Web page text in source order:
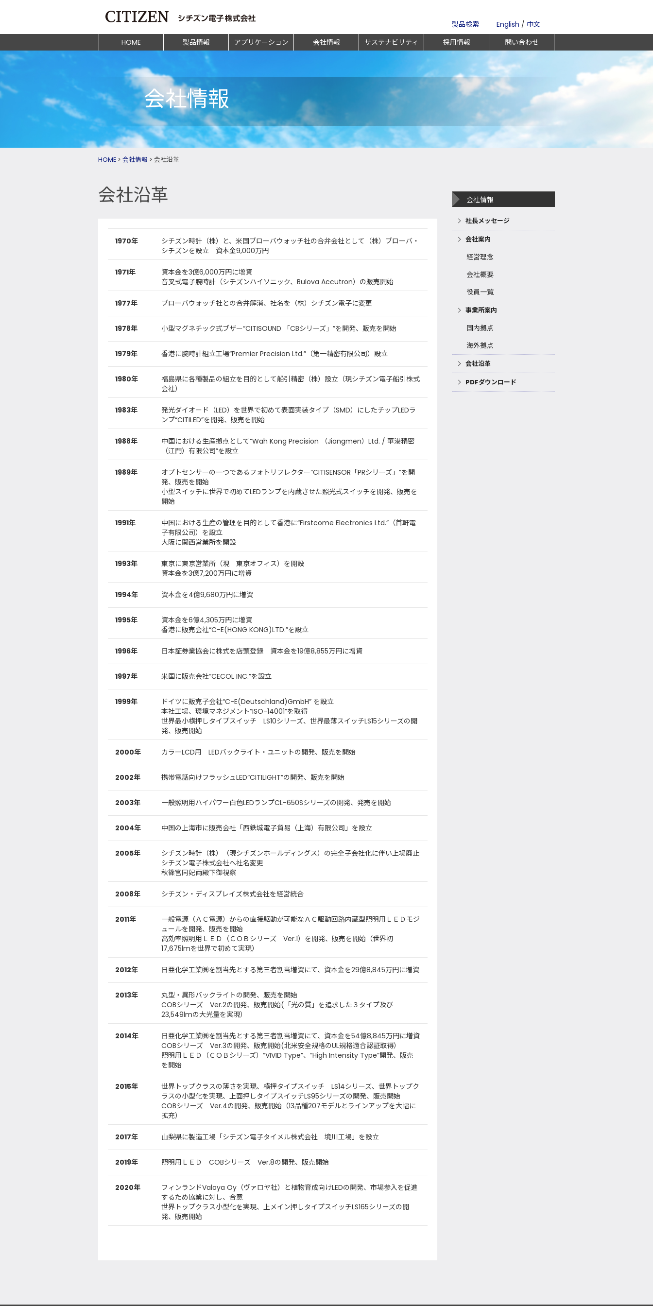
製品検索 English / 中文
HOME
製品情報 アプリケーション 会社情報 サステナビリティ 採用情報 問い合わせ
会社情報
HOME > 会社情報 > 会社沿革
会社沿革
1970年
シチズン時計（株）と、米国ブローバウォッチ社の合弁会社として（株）ブローバ・
シチズンを設立 資本金9,000万円
1971年
資本金を3億6,000万円に増資
音叉式電子腕時計（シチズンハイソニック、Bulova Accutron）の販売開始
1977年 ブローバウォッチ社との合弁解消、社名を（株）シチズン電子に変更
1978年 小型マグネチック式ブザー“CITISOUND 「CBシリーズ」”を開発、販売を開始
1979年 香港に腕時計組立工場“Premier Precision Ltd.”（第一精密有限公司）設立
1980年
福島県に各種製品の組立を目的として船引精密（株）設立（現シチズン電子船引株式
会社）
1983年
発光ダイオード（LED）を世界で初めて表面実装タイプ（SMD）にしたチップLEDラ
ンプ“CITILED”を開発、販売を開始
1988年
中国における生産拠点として“Wah Kong Precision （Jiangmen）Ltd. / 華港精密
（江門）有限公司”を設立
1989年
オプトセンサーの一つであるフォトリフレクター“CITISENSOR「PRシリーズ」”を開
発、販売を開始
小型スイッチに世界で初めてLEDランプを内蔵させた照光式スイッチを開発、販売を
開始
1991年
中国における生産の管理を目的として香港に“Firstcome Electronics Ltd.”（首軒電
子有限公司）を設立
大阪に関西営業所を開設
1993年
東京に東京営業所（現 東京オフィス）を開設
資本金を3億7,200万円に増資
1994年 資本金を4億9,680万円に増資
1995年
資本金を6億4,305万円に増資
香港に販売会社“C-E(HONG KONG)LTD.”を設立
1996年 日本証券業協会に株式を店頭登録 資本金を19億8,855万円に増資
1997年 米国に販売会社“CECOL INC.”を設立
1999年
ドイツに販売子会社“C-E(Deutschland)GmbH” を設立
本社工場、環境マネジメント“ISO-14001”を取得
世界最小横押しタイプスイッチ LS10シリーズ、世界最薄スイッチLS15シリーズの開
発、販売開始
2000年 カラーLCD用 LEDバックライト・ユニットの開発、販売を開始
2002年 携帯電話向けフラッシュLED“CITILIGHT”の開発、販売を開始
2003年 一般照明用ハイパワー白色LEDランプCL-650Sシリーズの開発、発売を開始
2004年 中国の上海市に販売会社「西鉄城電子貿易（上海）有限公司」を設立
2005年
シチズン時計（株）（現シチズンホールディングス）の完全子会社化に伴い上場廃止
シチズン電子株式会社へ社名変更
秋篠宮同妃両殿下御視察
2008年 シチズン・ディスプレイズ株式会社を経営統合
2011年
一般電源（ＡＣ電源）からの直接駆動が可能なＡＣ駆動回路内蔵型照明用ＬＥＤモジ
ュールを開発、販売を開始
高効率照明用ＬＥＤ（ＣＯＢシリーズ Ver.1）を開発、販売を開始（世界初
17,675lmを世界で初めて実現）
2012年 日亜化学工業㈱を割当先とする第三者割当増資にて、資本金を29億8,845万円に増資
2013年
丸型・異形バックライトの開発、販売を開始
COBシリーズ Ver.2の開発、販売開始(「光の質」を追求した３タイプ及び
23,549lmの大光量を実現）
2014年
日亜化学工業㈱を割当先とする第三者割当増資にて、資本金を54億8,845万円に増資
COBシリーズ Ver.3の開発、販売開始(北米安全規格のUL規格適合認証取得）
照明用ＬＥＤ（ＣＯＢシリーズ）“VIVID Type”、“High Intensity Type”開発、販売
を開始
2015年
世界トップクラスの薄さを実現、横押タイプスイッチ LS14シリーズ、世界トップク
ラスの小型化を実現、上面押しタイプスイッチLS95シリーズの開発、販売開始
COBシリーズ Ver.4の開発、販売開始（13品種207モデルとラインアップを大幅に
拡充）
2017年 山梨県に製造工場「シチズン電子タイメル株式会社 境川工場」を設立
2019年 照明用ＬＥＤ COBシリーズ Ver.8の開発、販売開始
2020年
フィンランドValoya Oy（ヴァロヤ社）と植物育成向けLEDの開発、市場参入を促進
するため協業に対し、合意
世界トップクラス小型化を実現、上メイン押しタイプスイッチLS165シリーズの開
発、販売開始
会社情報
社長メッセージ
会社案内
経営理念
会社概要
役員一覧
事業所案内
国内拠点
海外拠点
会社沿革
PDFダウンロード